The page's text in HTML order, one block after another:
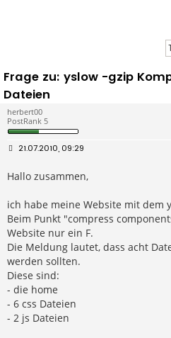
Frage zu: yslow -gzip
Dateien
herbert00
PostRank 5
B
t
r
g
21.07.2010, 09:29
Hallo zusammen,
ich habe meine Website mit dem
Beim Punkt "compress
Website nur ein F.
Die Meldung lautet, dass acht
werden sollten.
Diese sind:
- die home
- 6 css Dateien
- 2 js Dateien